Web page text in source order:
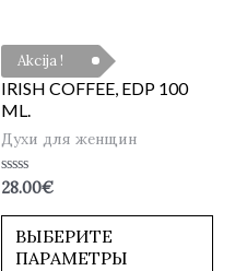
Akcija !
IRISH COFFEE, EDP 100
ML.
Духи для женщин
Оценка
из
28.00€
ВЫБЕРИТЕ
ПАРАМЕТРЫ